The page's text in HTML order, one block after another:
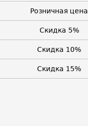
Розничная цена
Скидка 5%
Скидка 10%
Скидка 15%